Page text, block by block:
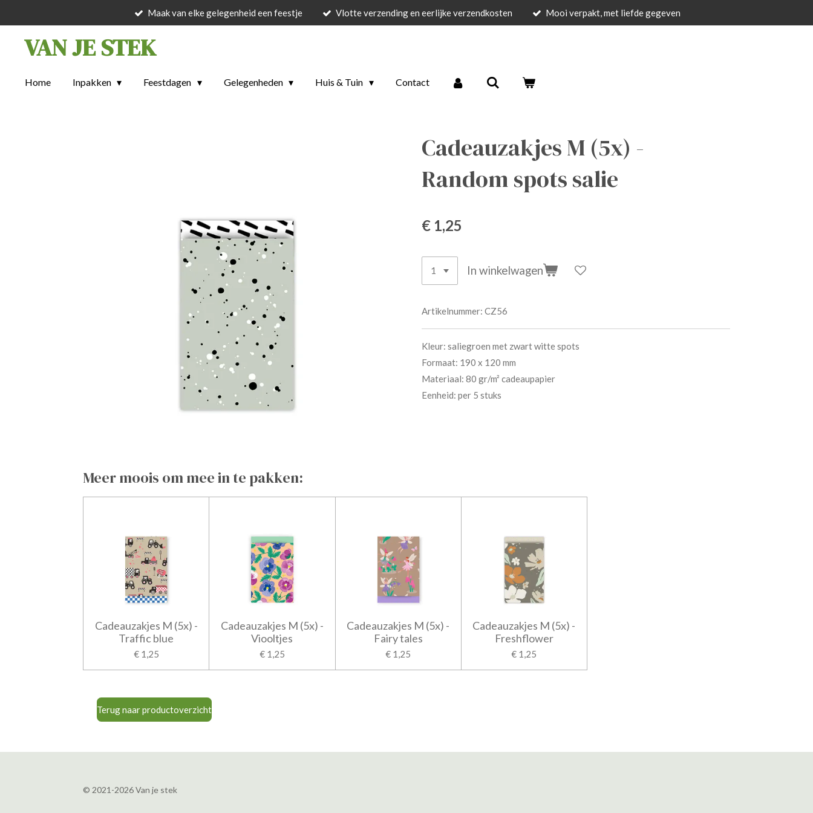
hoofdinhoud
Maak van elke gelegenheid een feestje Vlotte verzending en eerlijke verzendkosten Mooi verpakt, met liefde gegeven
VAN JE STEK
Home Inpakken Feestdagen Gelegenheden Huis & Tuin Contact
Cadeauzakjes M (5x) -
Random spots salie
€ 1,25
In winkelwagen
Artikelnummer: CZ56
Kleur: saliegroen met zwart witte spots
Formaat: 190 x 120 mm
Materiaal: 80 gr/m² cadeaupapier
Eenheid: per 5 stuks
Meer moois om mee in te pakken:
Cadeauzakjes M (5x) -
Traffic blue
€ 1,25
Cadeauzakjes M (5x) -
Viooltjes
€ 1,25
Cadeauzakjes M (5x) -
Fairy tales
€ 1,25
Cadeauzakjes M (5x) -
Freshflower
€ 1,25
Terug naar productoverzicht
© 2021-2026 Van je stek